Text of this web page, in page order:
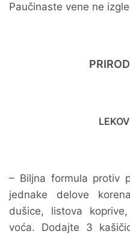
Paučinaste vene ne
– Biljna formula protiv
jednake delove
dušice, listova
voća. Dodajte 3